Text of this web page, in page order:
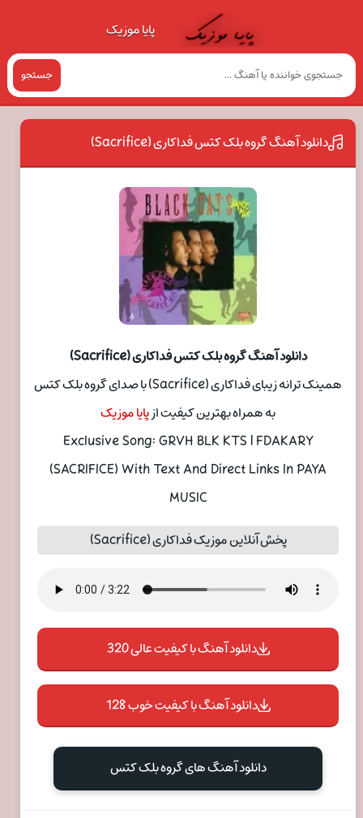
پایا موزیک
جستجو
دانلود آهنگ گروه بلک کتس فداکاری (Sacrifice)
دانلود آهنگ گروه بلک کتس فداکاری (Sacrifice)
همینک ترانه زیبای فداکاری (Sacrifice) با صدای گروه بلک کتس
به همراه بهترین کیفیت ازپایا موزیک
Exclusive Song: GRVH BLK KTS | FDAKARY
(SACRIFICE) With Text And Direct Links In PAYA
MUSIC
پخش آنلاین موزیک فداکاری (Sacrifice)
دانلود آهنگ با کیفیت عالی 320
دانلود آهنگ با کیفیت خوب 128
دانلود آهنگ های گروه بلک کتس